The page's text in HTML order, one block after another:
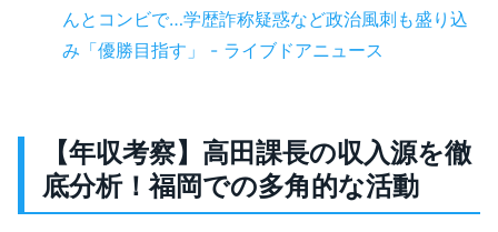
んとコンビで…学歴詐称疑惑など政治風刺も盛り込
み「優勝目指す」 - ライブドアニュース
【年収考察】高田課長の収入源を徹
底分析！福岡での多角的な活動